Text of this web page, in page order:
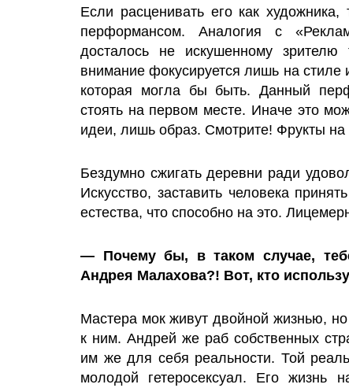
Если расценивать его как
перформансом. Аналогия с
досталось не искушенному
внимание фокусируется лишь на
которая могла бы быть. Данный
стоять на первом месте. Иначе это
идеи, лишь образ. Смотрите! Фрукты
Бездумно сжигать деревни ради
Искусство, заставить человека
естества, что способно на это.
— Почему бы, в таком случае,
Андрея Малахова?! Вот, кто
Мастера мок живут двойной жизнью,
к ним. Андрей же раб собственных
им же для себя реальности. Той
молодой гетеросексуал. Его жизнь